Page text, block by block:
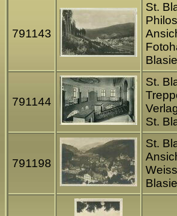
791143
St.
791144
St.
St.
791198
St.